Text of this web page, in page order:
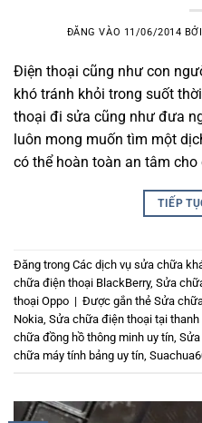
ĐĂNG VÀO 11/06/2014
Điện thoại cũng như con
khó tránh khỏi trong suốt
thoại đi sửa cũng như đưa
luôn mong muốn tìm một
có thể hoàn toàn an tâm cho
TIẾP
Đăng trong Các dịch vụ sửa chữa
chữa điện thoại BlackBerry, Sửa
thoại Oppo | Được gắn thẻ Sửa
Nokia, Sửa chữa điện thoại tại thanh
chữa đồng hồ thông minh uy tín,
chữa máy tính bảng uy tín,